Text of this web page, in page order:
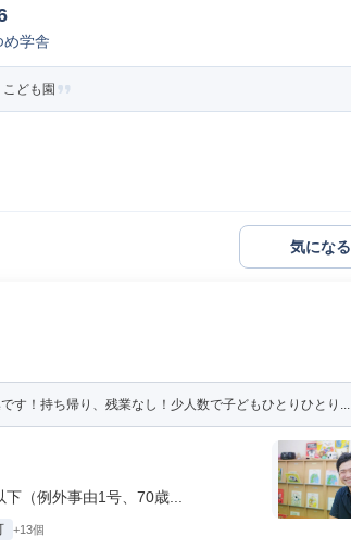
学舎
ども園
気になる
す！持ち帰り、残業なし！少人数で子どもひとりひとり...
（例外事由1号、70歳...
+13個